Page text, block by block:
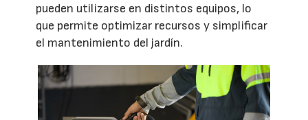
pueden utilizarse en distintos equipos, lo
que permite optimizar recursos y simplificar
el mantenimiento del jardín.